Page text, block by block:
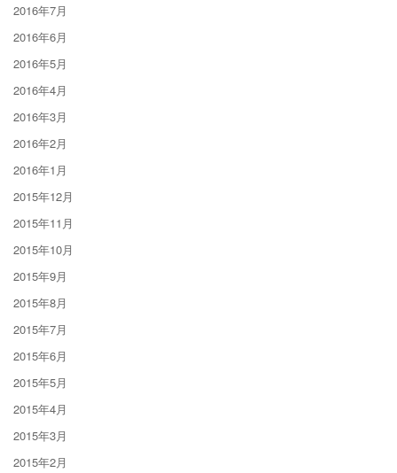
2016年7月
2016年6月
2016年5月
2016年4月
2016年3月
2016年2月
2016年1月
2015年12月
2015年11月
2015年10月
2015年9月
2015年8月
2015年7月
2015年6月
2015年5月
2015年4月
2015年3月
2015年2月